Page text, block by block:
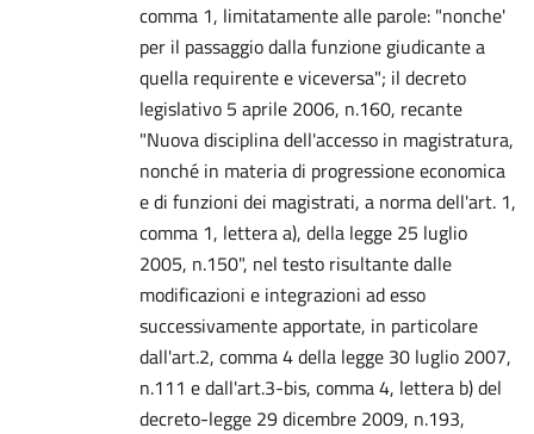
comma 1, limitatamente alle parole: "nonche'
per il passaggio dalla funzione giudicante a
quella requirente e viceversa"; il decreto
legislativo 5 aprile 2006, n.160, recante
"Nuova disciplina dell'accesso in magistratura,
nonché in materia di progressione economica
e di funzioni dei magistrati, a norma dell'art. 1,
comma 1, lettera a), della legge 25 luglio
2005, n.150", nel testo risultante dalle
modificazioni e integrazioni ad esso
successivamente apportate, in particolare
dall'art.2, comma 4 della legge 30 luglio 2007,
n.111 e dall'art.3-bis, comma 4, lettera b) del
decreto-legge 29 dicembre 2009, n.193,